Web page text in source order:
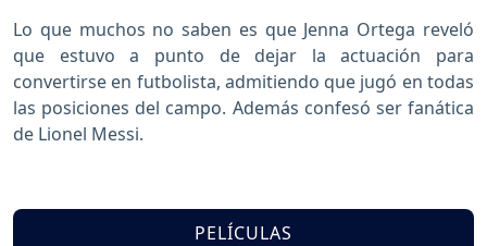
Lo que muchos no saben es que Jenna Ortega reveló
que estuvo a punto de dejar la actuación para
convertirse en futbolista, admitiendo que jugó en todas
las posiciones del campo. Además confesó ser fanática
de Lionel Messi.
PELÍCULAS